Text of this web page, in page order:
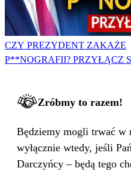
CZY PREZYDENT ZAKAŻE
P**NOGRAFII? PRZYŁĄCZ
Zróbmy to razem!
Będziemy mogli trwać w
wyłącznie wtedy, jeśli
Darczyńcy – będą tego